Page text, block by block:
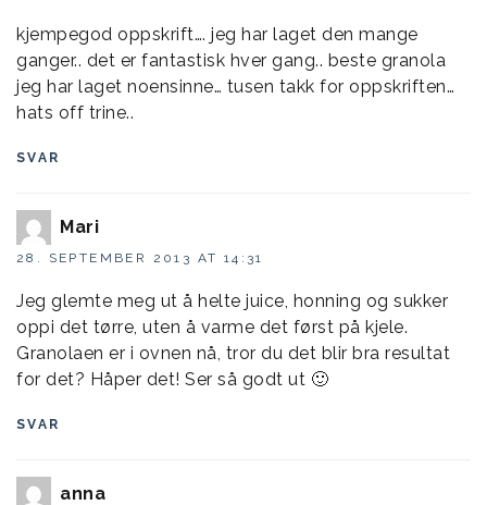
kjempegod oppskrift…. jeg har laget den mange
ganger.. det er fantastisk hver gang.. beste granola
jeg har laget noensinne… tusen takk for oppskriften…
hats off trine..
SVAR
Mari
28. SEPTEMBER 2013 AT 14:31
Jeg glemte meg ut å helte juice, honning og sukker
oppi det tørre, uten å varme det først på kjele.
Granolaen er i ovnen nå, tror du det blir bra resultat
for det? Håper det! Ser så godt ut 🙂
SVAR
anna